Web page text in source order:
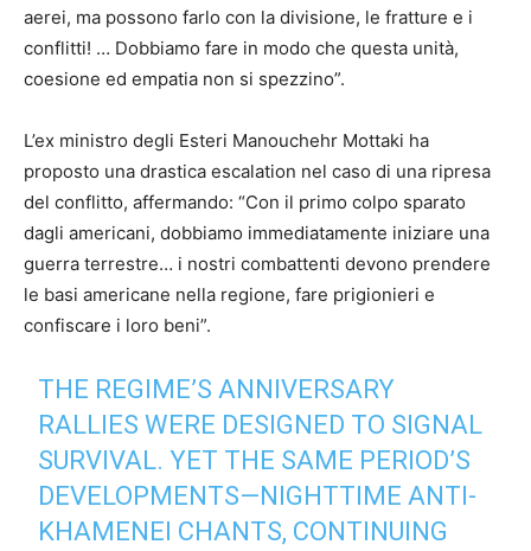
aerei, ma possono farlo con la divisione, le fratture e i
conflitti! … Dobbiamo fare in modo che questa unità,
coesione ed empatia non si spezzino”.
L’ex ministro degli Esteri Manouchehr Mottaki ha
proposto una drastica escalation nel caso di una ripresa
del conflitto, affermando: “Con il primo colpo sparato
dagli americani, dobbiamo immediatamente iniziare una
guerra terrestre… i nostri combattenti devono prendere
le basi americane nella regione, fare prigionieri e
confiscare i loro beni”.
THE REGIME’S ANNIVERSARY
RALLIES WERE DESIGNED TO SIGNAL
SURVIVAL. YET THE SAME PERIOD’S
DEVELOPMENTS—NIGHTTIME ANTI-
KHAMENEI CHANTS, CONTINUING